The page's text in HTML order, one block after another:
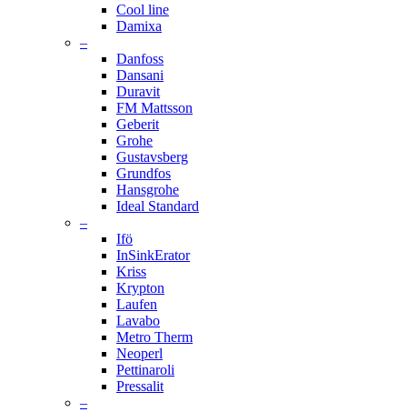
Cool line
Damixa
–
Danfoss
Dansani
Duravit
FM Mattsson
Geberit
Grohe
Gustavsberg
Grundfos
Hansgrohe
Ideal Standard
–
Ifö
InSinkErator
Kriss
Krypton
Laufen
Lavabo
Metro Therm
Neoperl
Pettinaroli
Pressalit
–